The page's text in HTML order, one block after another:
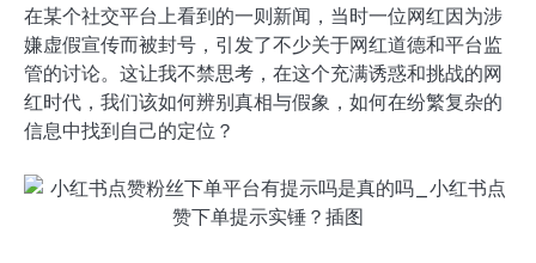
在某个社交平台上看到的一则新闻，当时一位网红因为涉
嫌虚假宣传而被封号，引发了不少关于网红道德和平台监
管的讨论。这让我不禁思考，在这个充满诱惑和挑战的网
红时代，我们该如何辨别真相与假象，如何在纷繁复杂的
信息中找到自己的定位？